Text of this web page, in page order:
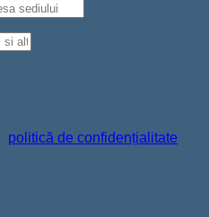
politică de confidențialitate